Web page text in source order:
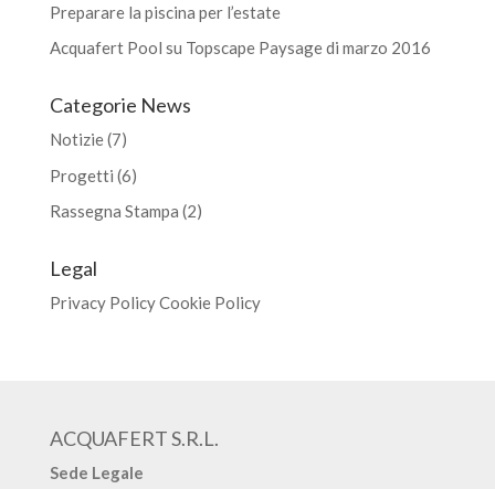
Preparare la piscina per l’estate
Acquafert Pool su Topscape Paysage di marzo 2016
Categorie News
Notizie(7)
Progetti (6)
Rassegna Stampa (2)
Legal
Privacy PolicyCookie Policy
ACQUAFERT S.R.L.
Sede Legale